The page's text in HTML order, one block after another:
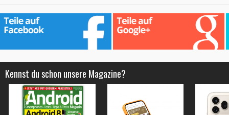
Kennst du schon unsere Magazine?